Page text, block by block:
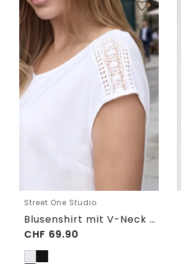
Street One Studio
Blusenshirt mit V-Neck und Spitze
CHF 69.90